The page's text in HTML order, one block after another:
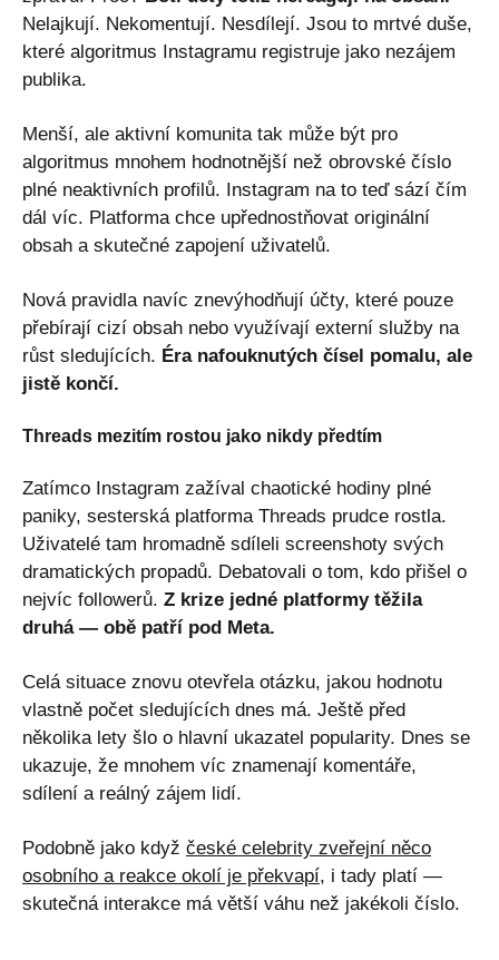
Nelajkují. Nekomentují. Nesdílejí. Jsou to mrtvé duše,
které algoritmus Instagramu registruje jako nezájem
publika.
Menší, ale aktivní komunita tak může být pro
algoritmus mnohem hodnotnější než obrovské číslo
plné neaktivních profilů. Instagram na to teď sází čím
dál víc. Platforma chce upřednostňovat originální
obsah a skutečné zapojení uživatelů.
Nová pravidla navíc znevýhodňují účty, které pouze
přebírají cizí obsah nebo využívají externí služby na
růst sledujících. Éra nafouknutých čísel pomalu, ale
jistě končí.
Threads mezitím rostou jako nikdy předtím
Zatímco Instagram zažíval chaotické hodiny plné
paniky, sesterská platforma Threads prudce rostla.
Uživatelé tam hromadně sdíleli screenshoty svých
dramatických propadů. Debatovali o tom, kdo přišel o
nejvíc followerů. Z krize jedné platformy těžila
druhá — obě patří pod Meta.
Celá situace znovu otevřela otázku, jakou hodnotu
vlastně počet sledujících dnes má. Ještě před
několika lety šlo o hlavní ukazatel popularity. Dnes se
ukazuje, že mnohem víc znamenají komentáře,
sdílení a reálný zájem lidí.
Podobně jako když české celebrity zveřejní něco
osobního a reakce okolí je překvapí, i tady platí —
skutečná interakce má větší váhu než jakékoli číslo.